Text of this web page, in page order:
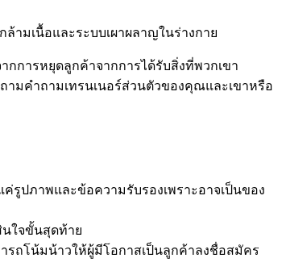
ามเนื้อและระบบเผาผลาญในร่างกาย
กการหยุดลูกค้าจากการได้รับสิ่งที่พวกเขา
มคำถามเทรนเนอร์ส่วนตัวของคุณและเขาหรือ
รูปภาพและข้อความรับรองเพราะอาจเป็นของ
ใจขั้นสุดท้าย
รถโน้มน้าวให้ผู้มีโอกาสเป็นลูกค้าลงชื่อสมัคร